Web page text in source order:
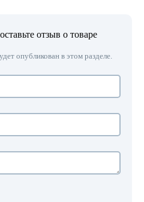
отзыв о товаре
опубликован в этом разделе.